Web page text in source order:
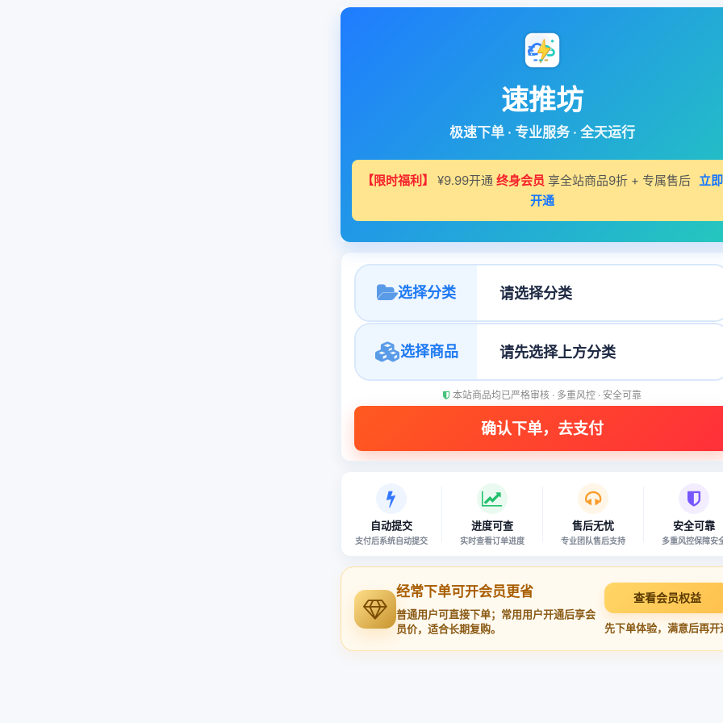
速推坊
极速下单 · 专业服务 · 全天运行
【限时福利】 ¥9.99开通 终身会员 享全站商品9折 + 专属售后 立即
开通
选择分类
选择商品
本站商品均已严格审核 · 多重风控 · 安全可靠
自动提交
支付后系统自动提交
进度可查
实时查看订单进度
售后无忧
专业团队售后支持
安全可靠
多重风控保障安
经常下单可开会员更省
普通用户可直接下单；常用用户开通后享会
员价，适合长期复购。
查看会员权益
先下单体验，满意后再开